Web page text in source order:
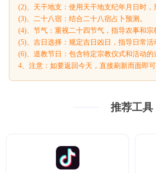
(2)、天干地支：使用天干地支纪年月日时，
(3)、二十八宿：结合二十八宿占卜预测。
(4)、节气：重视二十四节气，指导农事和宗
(5)、吉日选择：规定吉日凶日，指导日常活
(6)、道教节日：包含特定宗教仪式和活动的
4、注意：如要返回今天，直接刷新而面即可
推荐工具